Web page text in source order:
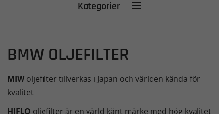
Kategorier 
BMW OLJEFILTER
MIWoljefilter tillverkas i Japan och världen kända för
kvalitet
HIFLO oljefilter är en värld känt märke med hög kvalitet